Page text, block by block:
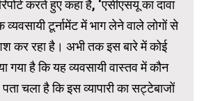
करते हुए कहा है, ‘एसीएसयू का दावा
व्यवसायी टूर्नामेंट में भाग लेने वाले लोगों से
कर रहा है। अभी तक इस बारे में कोई
गया है कि यह व्यवसायी वास्तव में कौन
चला है कि इस व्यापारी का सट्टेबाजों